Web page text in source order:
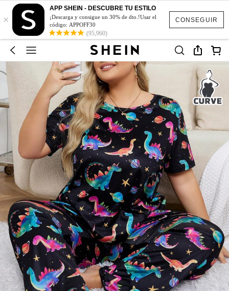
CONSEGUIR
×
APP SHEIN - DESCUBRE TU ESTILO
¡Descarga y consigue un 30% de dto.!Usar el
código: APPOFF30
(95,960)